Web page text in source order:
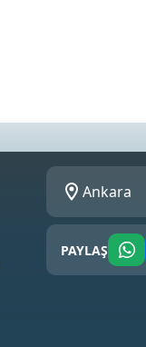
Ankara
PAYLAŞ